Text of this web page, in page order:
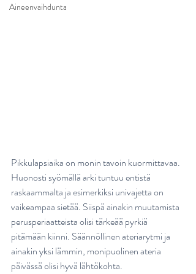
Aineenvaihdunta
Pikkulapsiaika on monin tavoin kuormittavaa.
Huonosti syömällä arki tuntuu entistä
raskaammalta ja esimerkiksi univajetta on
vaikeampaa sietää. Siispä ainakin muutamista
perusperiaatteista olisi tärkeää pyrkiä
pitämään kiinni. Säännöllinen ateriarytmi ja
ainakin yksi lämmin, monipuolinen ateria
päivässä olisi hyvä lähtökohta.